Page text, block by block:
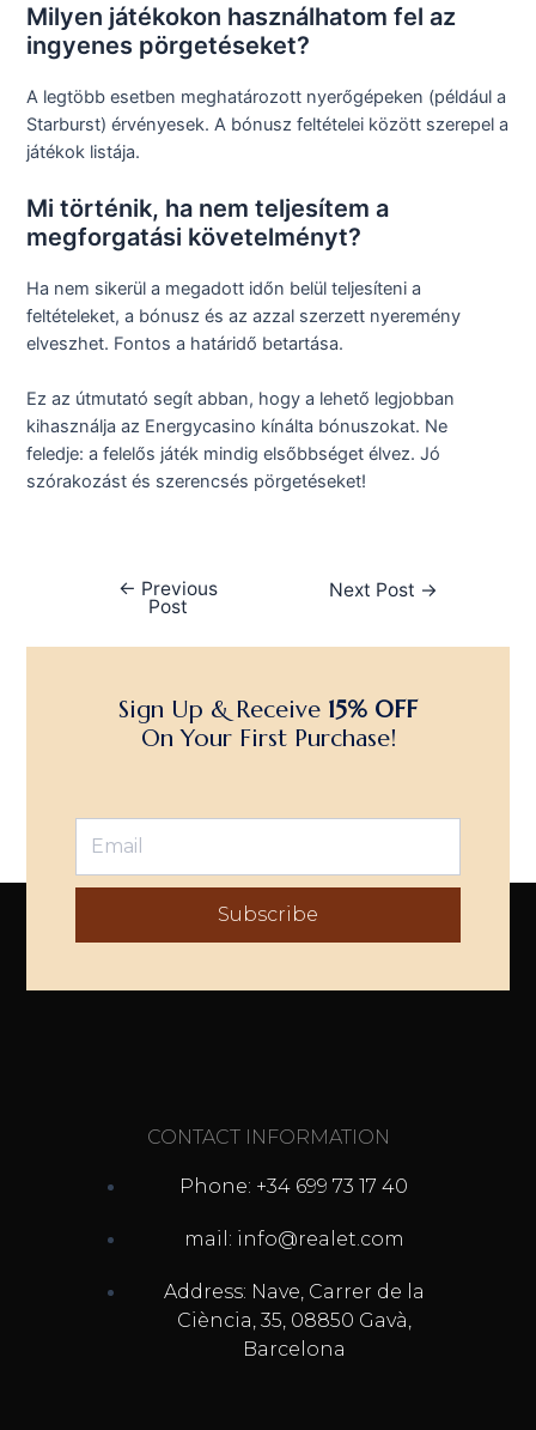
Milyen játékokon használhatom fel az
ingyenes pörgetéseket?
A legtöbb esetben meghatározott nyerőgépeken (például a
Starburst) érvényesek. A bónusz feltételei között szerepel a
játékok listája.
Mi történik, ha nem teljesítem a
megforgatási követelményt?
Ha nem sikerül a megadott időn belül teljesíteni a
feltételeket, a bónusz és az azzal szerzett nyeremény
elveszhet. Fontos a határidő betartása.
Ez az útmutató segít abban, hogy a lehető legjobban
kihasználja az Energycasino kínálta bónuszokat. Ne
feledje: a felelős játék mindig elsőbbséget élvez. Jó
szórakozást és szerencsés pörgetéseket!
← Previous
Post
Next Post →
Sign Up & Receive 15% OFF
On Your First Purchase!
Subscribe
CONTACT INFORMATION
Phone: +34 699 73 17 40
mail: info@realet.com
Address: Nave, Carrer de la
Ciència, 35, 08850 Gavà,
Barcelona